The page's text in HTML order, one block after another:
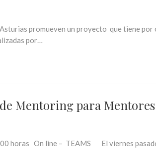
promueven un proyecto que tiene por
por…
Mentoring para Mentores
horas On line – TEAMS El viernes